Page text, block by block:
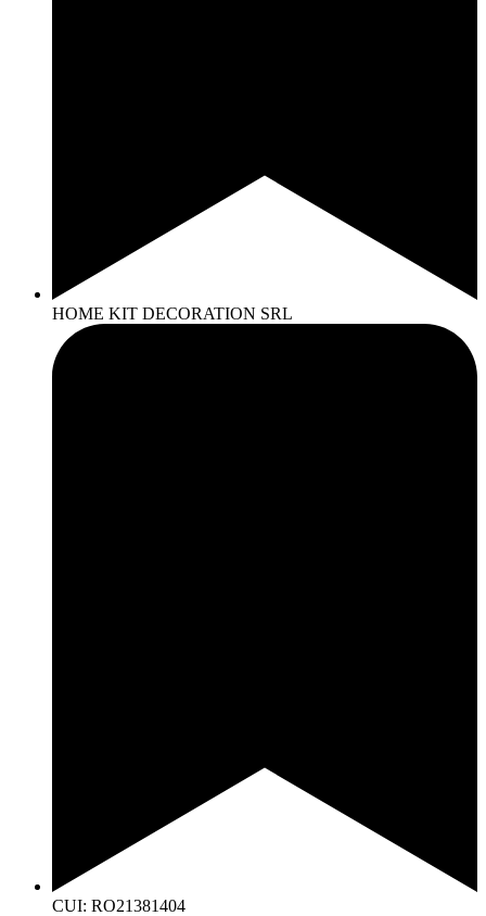
HOME KIT DECORATION SRL
CUI: RO21381404